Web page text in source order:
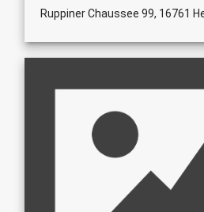
Ruppiner Chaussee 99, 16761